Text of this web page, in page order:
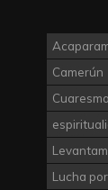
Camerún
Cuaresma
Lucha